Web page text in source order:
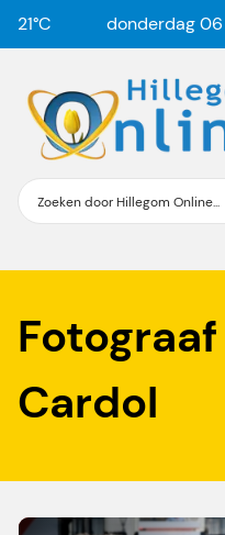
21°C donderdag
Fotograaf
Cardol